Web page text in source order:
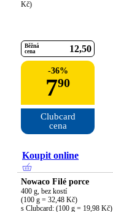
Kč)
Běžná
cena
12 50
-36%
790
Clubcard
cena
Koupit online
Nowaco Filé porce
400 g, bez kostí
(100 g = 32,48 Kč)
s Clubcard: (100 g = 19,98 Kč)